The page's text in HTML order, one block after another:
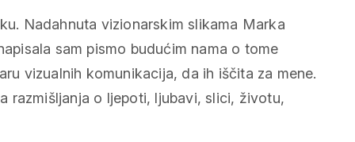
Nadahnuta vizionarskim slikama Marka
sam pismo budućim nama o tome
vizualnih komunikacija, da ih iščita za mene.
razmišljanja o ljepoti, ljubavi, slici, životu,